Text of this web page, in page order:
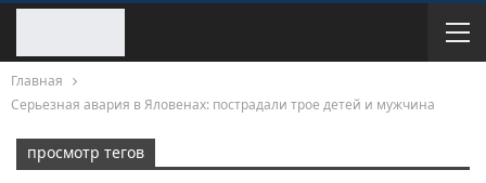
Главная
Серьезная авария в Яловенах: пострадали трое детей и мужчина
просмотр тегов